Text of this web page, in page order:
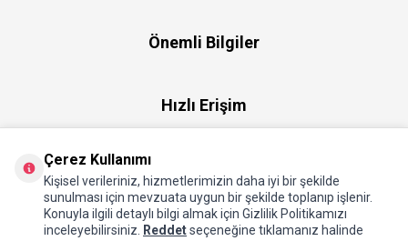
Önemli Bilgiler
Hızlı Erişim
Hakkımızda
Çerez Kullanımı
Kişisel verileriniz, hizmetlerimizin daha iyi bir şekilde
sunulması için mevzuata uygun bir şekilde toplanıp işlenir.
Konuyla ilgili detaylı bilgi almak için Gizlilik Politikamızı
inceleyebilirsiniz.
Reddetseçeneğine tıklamanız halinde